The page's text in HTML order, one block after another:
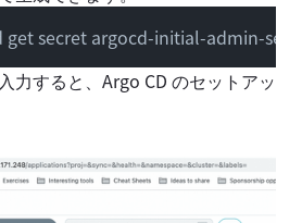
secret argocd-initial-admin-
力すると、Argo CD のセットアッ